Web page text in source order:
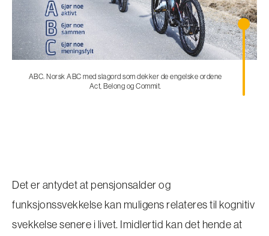
ABC. Norsk ABC med slagord som dekker de engelske ordene
Act, Belong og Commit.
Det er antydet at pensjonsalder og
funksjonssvekkelse kan muligens relateres til kognitiv
svekkelse senere i livet. Imidlertid kan det hende at